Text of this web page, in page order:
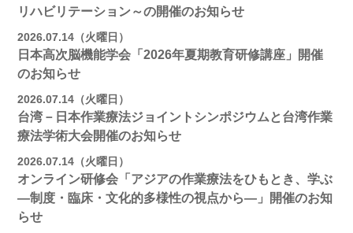
リハビリテーション～の開催のお知らせ
2026.07.14（火曜日）
日本高次脳機能学会「2026年夏期教育研修講座」開催
のお知らせ
2026.07.14（火曜日）
台湾－日本作業療法ジョイントシンポジウムと台湾作業
療法学術大会開催のお知らせ
2026.07.14（火曜日）
オンライン研修会「アジアの作業療法をひもとき、学ぶ
―制度・臨床・文化的多様性の視点から―」開催のお知
らせ